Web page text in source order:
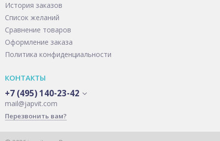
История заказов
Список желаний
Сравнение товаров
Оформление заказа
Политика конфиденциальности
КОНТАКТЫ
+7 (495) 140-23-42
mail@japvit.com
Перезвонить вам?